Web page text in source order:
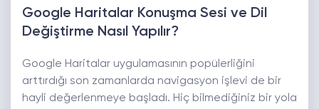
Google Haritalar Konuşma Sesi ve Dil
Değiştirme Nasıl Yapılır?
Google Haritalar uygulamasının popülerliğini
arttırdığı son zamanlarda navigasyon işlevi de bir
hayli değerlenmeye başladı. Hiç bilmediğiniz bir yola